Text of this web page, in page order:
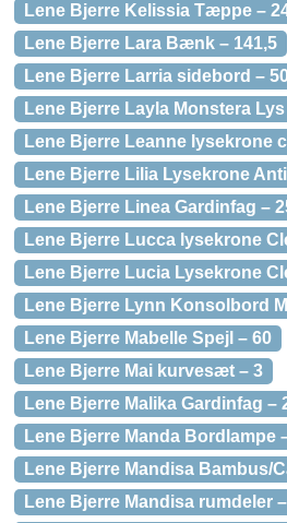
Lene Bjerre Kelissia Tæppe –
Lene Bjerre Lara Bænk – 141,5
Lene Bjerre Larria sidebord –
Lene Bjerre Layla Monstera
Lene Bjerre Leanne lysekrone
Lene Bjerre Lilia Lysekrone
Lene Bjerre Linea Gardinfag –
Lene Bjerre Lucca lysekrone
Lene Bjerre Lucia Lysekrone
Lene Bjerre Lynn Konsolbord
Lene Bjerre Mabelle Spejl – 60
Lene Bjerre Mai kurvesæt – 3
Lene Bjerre Malika Gardinfag –
Lene Bjerre Manda Bordlampe
Lene Bjerre Mandisa Bambus/
Lene Bjerre Mandisa rumdeler